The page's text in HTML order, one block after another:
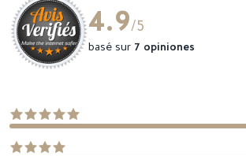
4.9/5
basé sur 7 opiniones